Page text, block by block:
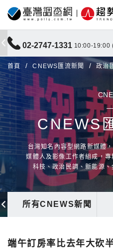
02-2747-1331 10:00-19:00
首頁 CNEWS匯流新聞 政治
CNEWS
台灣知名內容型網路新媒體
媒體人及影像工作者組成，
科技、政治民調、新能源
所有CNEWS新聞
端午訂房率比去年大砍